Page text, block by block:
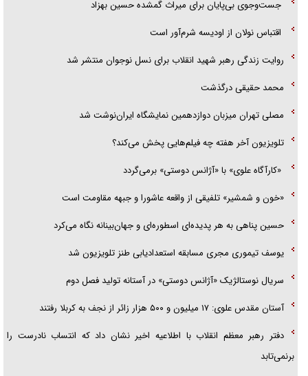
جست‌وجوی بی‌پایان برای میراث گمشده حسین بهزاد
اقتباس نولان از اودیسه شرم‌آور است
روایت زندگی رهبر شهید انقلاب برای نسل نوجوان منتشر شد
محمد حقیقی درگذشت
مصلی تهران میزبان دوازدهمین نمایشگاه ایران‌نوشت شد
تلویزیون آخر هفته چه فیلم‌هایی پخش می‌کند؟
«کارآگاه علوی» با «آژانس دوستی» برمی‌گردد
«خون و شمشیر» تلفیقی از واقعه عاشورا و جبهه مقاومت است
حسین پناهی به هر پدیده‌ای اسطوره‌ای و جهان‌بینانه نگاه می‌کرد
یوسف تیموری مجری مسابقه استعدادیابی طنز تلویزیون شد
سریال نوستالژیک «آژانس دوستی» در آستانه تولید فصل دوم
آستان مقدس علوی: ۱۷ میلیون و ۵۰۰ هزار زائر از نجف به کربلا رفتند
دفتر رهبر معظم انقلاب با اطلاعیه اخیر نشان داد که انتساب نادرست را
برنمی‌تابد